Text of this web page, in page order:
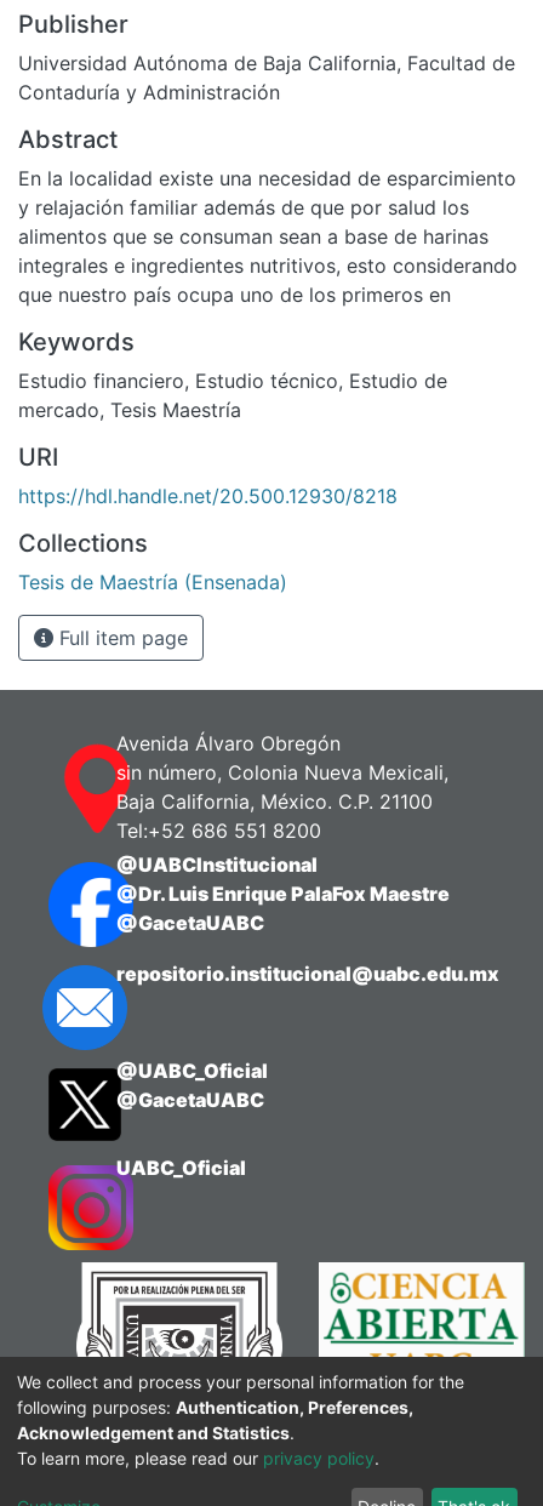
Publisher
Universidad Autónoma de Baja California, Facultad de
Contaduría y Administración
Abstract
En la localidad existe una necesidad de esparcimiento
y relajación familiar además de que por salud los
alimentos que se consuman sean a base de harinas
integrales e ingredientes nutritivos, esto considerando
que nuestro país ocupa uno de los primeros en
Keywords
Estudio financiero, Estudio técnico, Estudio de
mercado, Tesis Maestría
URI
https://hdl.handle.net/20.500.12930/8218
Collections
Tesis de Maestría (Ensenada)
Full item page
Avenida Álvaro Obregón
sin número, Colonia Nueva Mexicali,
Baja California, México. C.P. 21100
Tel:+52 686 551 8200
@UABCInstitucional
@Dr. Luis Enrique PalaFox Maestre
@GacetaUABC
repositorio.institucional@uabc.edu.mx
@UABC_Oficial
@GacetaUABC
UABC_Oficial
We collect and process your personal information for the
following purposes: Authentication, Preferences,
Acknowledgement and Statistics.
To learn more, please read our privacy policy.